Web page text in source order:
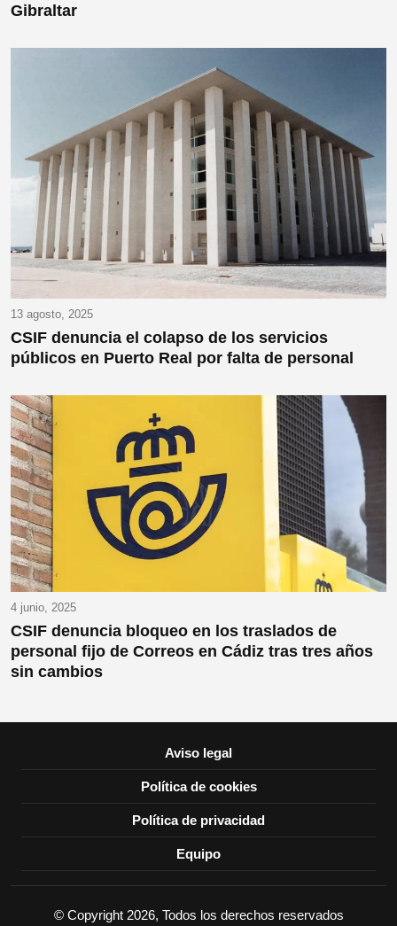
Gibraltar
13 agosto, 2025
CSIF denuncia el colapso de los servicios
públicos en Puerto Real por falta de personal
4 junio, 2025
CSIF denuncia bloqueo en los traslados de
personal fijo de Correos en Cádiz tras tres años
sin cambios
Aviso legal
Política de cookies
Política de privacidad
Equipo
© Copyright 2026, Todos los derechos reservados